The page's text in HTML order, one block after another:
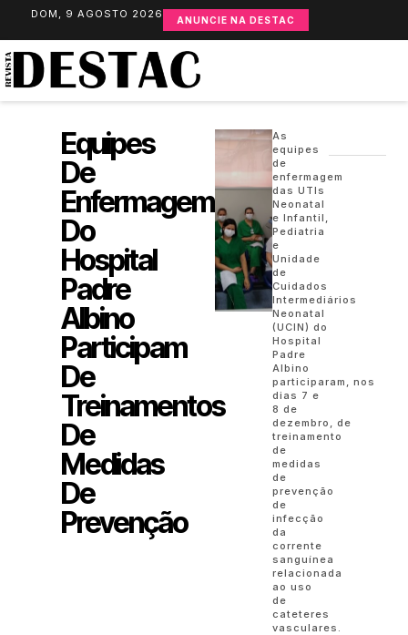
DOM, 9 AGOSTO 2026 ANUNCIE NA DESTAC
Equipes
De
Enfermagem
Do
Hospital
Padre
Albino
Participam
De
Treinamentos
De
Medidas
De
Prevenção
As
equipes
de
enfermagem
das UTIs
Neonatal
e Infantil,
Pediatria
e
Unidade
de
Cuidados
Intermediários
Neonatal
(UCIN) do
Hospital
Padre
Albino
participaram, nos
dias 7 e
8 de
dezembro, de
treinamento
de
medidas
de
prevenção
de
infecção
da
corrente
sanguínea
relacionada
ao uso
de
cateteres
vasculares.